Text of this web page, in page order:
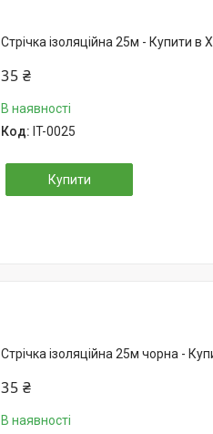
Стрічка ізоляційна 25м - Купити в
35 ₴
IT-0025
В наявності
Купити
Стрічка ізоляційна 25м чорна -
35 ₴
В наявності